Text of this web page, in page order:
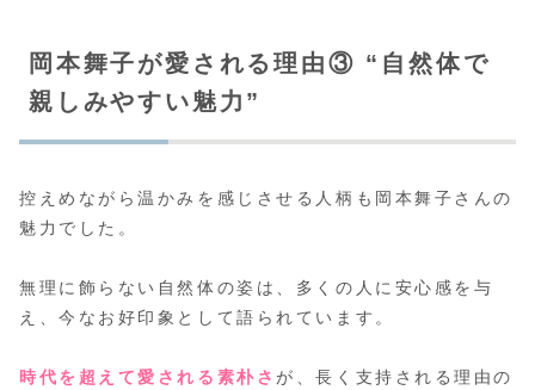
岡本舞子が愛される理由③ “自然体で
親しみやすい魅力”
控えめながら温かみを感じさせる人柄も岡本舞子さんの
魅力でした。
無理に飾らない自然体の姿は、多くの人に安心感を与
え、今なお好印象として語られています。
時代を超えて愛される素朴さ が、長く支持される理由の